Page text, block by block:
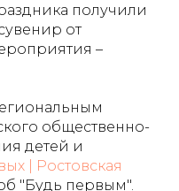
получили
от
–
общественно-
детей и
| Ростовская
"Будь первым".